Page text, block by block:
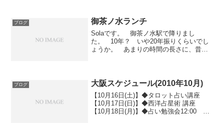
ブログ 御茶ノ水ランチ
Solaです。 御茶ノ水駅で降りまし
た。 10年？ いや20年振りくらいでし
ょうか。 あまりの時間の長さに、昔昔
この駅で下車したのは...
ブログ 大阪スケジュール(2010年10月)
【10月16日(土)】◆タロット占い講座
【10月17日(日)】◆西洋占星術 講座
【10月18日(月)】◆占い勉強会12:00